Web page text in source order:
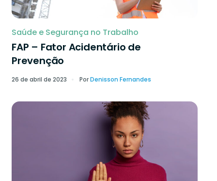
Saúde e Segurança no Trabalho
FAP – Fator Acidentário de
Prevenção
26 de abril de 2023 PorDenisson Fernandes